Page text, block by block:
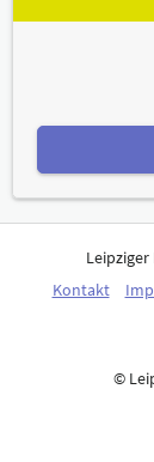
Leipziger
Kontakt
©